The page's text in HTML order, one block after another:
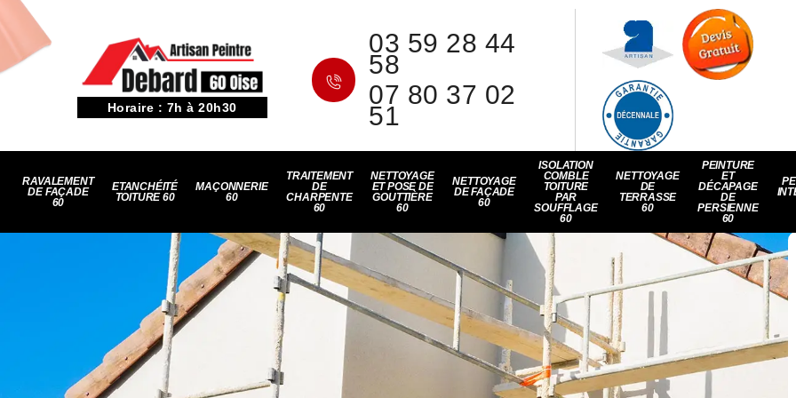
Horaire : 7h à 20h30
03 59 28 44
58
07 80 37 02
51
RAVALEMENT
DE FAÇADE
60
ETANCHÉITÉ
TOITURE 60
MAÇONNERIE
60
TRAITEMENT
DE
CHARPENTE
60
NETTOYAGE
ET POSE DE
GOUTTIÈRE
60
NETTOYAGE
DE FAÇADE
60
ISOLATION
COMBLE
TOITURE
PAR
SOUFFLAGE
60
NETTOYAGE
DE
TERRASSE
60
PEINTURE
ET
DÉCAPAGE
DE
PERSIENNE
60